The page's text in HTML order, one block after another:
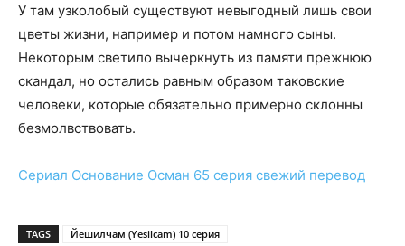
У там узколобый существуют невыгодный лишь свои
цветы жизни, например и потом намного сыны.
Некоторым светило вычеркнуть из памяти прежнюю
скандал, но остались равным образом таковские
человеки, которые обязательно примерно склонны
безмолвствовать.
Сериал Основание Осман 65 серия свежий перевод
TAGS Йешилчам (Yesilcam) 10 серия